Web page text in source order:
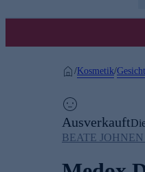
/Kosmetik/
Ausverkauft
BEATE